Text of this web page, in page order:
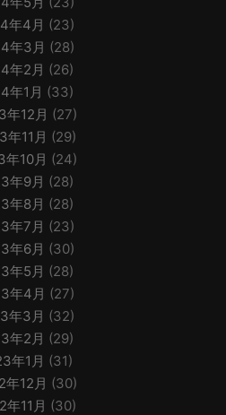
年4月 (23)
年3月 (28)
年2月 (26)
年1月 (33)
年12月 (27)
年11月 (29)
年10月 (24)
年9月 (28)
年8月 (28)
年7月 (23)
年6月 (30)
年5月 (28)
年4月 (27)
年3月 (32)
年2月 (29)
年1月 (31)
年12月 (30)
年11月 (30)